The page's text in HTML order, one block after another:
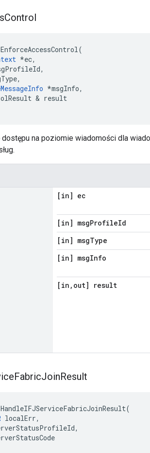
Control
EnforceAccessControl(
*ec,
,
,
*msgInfo,
& result
dostępu na poziomie wiadomości dla
[in] ec
[in] msgProfileId
[in] msgType
[in] msgInfo
[in , out] result
FabricJoinResult
localErr,